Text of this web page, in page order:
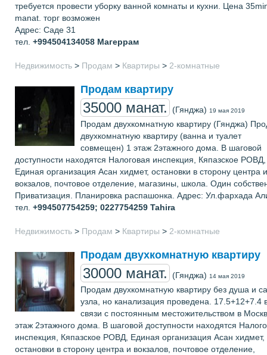
требуется провести уборку ванной комнаты и кухни. Цена
manat. торг возможен
Адрес: Саде 31
тел. +994504134058 Магеррам
Недвижимость > Продам > Квартиры > 2-комнатные
Продам квартиру
35000 манат. (Гянджа) 19 мая 2019
Продам двухкомнатную квартиру (Гянджа)
двухкомнатную квартиру (ванна и туалет
совмещен) 1 этаж 2этажного дома. В шаговой
доступности находятся Налоговая инспекция, Кяпазское РОВД,
Единая организация Асан хидмет, остановки в сторону центра и
вокзалов, почтовое отделение, магазины, школа. Один
Приватизация. Планировка распашонка. Адрес: Ул.фархада
тел. +994507754259; 0227754259 Tahira
Недвижимость > Продам > Квартиры > 2-комнатные
Продам двухкомнатную квартиру
30000 манат. (Гянджа) 14 мая 2019
Продам двухкомнатную квартиру без душа и
узла, но канализация проведена. 17.5+12+7.4
связи с постоянным местожительством в
этаж 2этажного дома. В шаговой доступности находятся
инспекция, Кяпазское РОВД, Единая организация Асан хидмет,
остановки в сторону центра и вокзалов, почтовое отделение,